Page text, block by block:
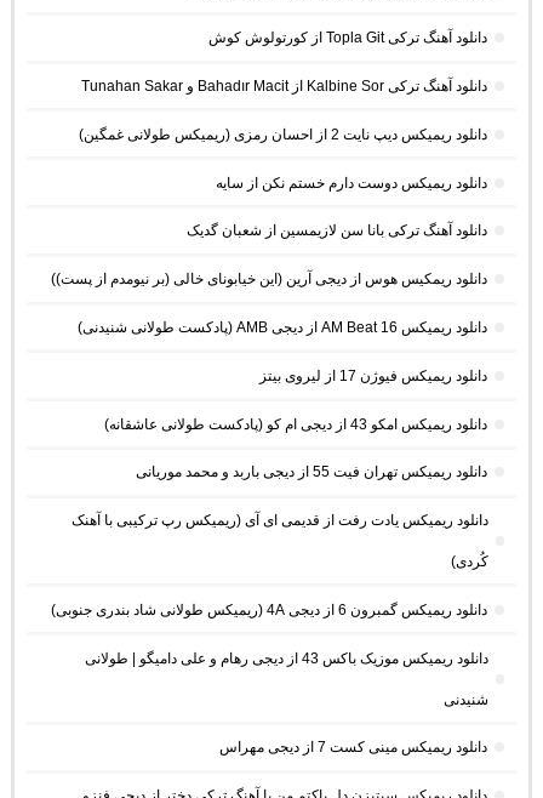
دانلود آهنگ ترکی Topla Git از کورتولوش کوش
دانلود آهنگ ترکی Kalbine Sor از Bahadır Macit و Tunahan Sakar
دانلود ریمیکس دیپ نایت 2 از احسان رمزی (ریمیکس طولانی غمگین)
دانلود ریمیکس دوست دارم خستم نکن از سایه
دانلود آهنگ ترکی بانا سن لازیمسین از شعبان گدیک
دانلود ریمکیس هوس از دیجی آرین (این خیابونای خالی (بر نیومدم از پست))
دانلود ریمیکس AM Beat 16 از دیجی AMB (پادکست طولانی شنیدنی)
دانلود ریمیکس فیوژن 17 از لیروی بیتز
دانلود ریمیکس امکو 43 از دیجی ام کو (پادکست طولانی عاشقانه)
دانلود ریمیکس تهران فیت 55 از دیجی باربد و محمد موریانی
دانلود ریمیکس یادت رفت از قدیمی ای آی (ریمیکس رپ ترکیبی با آهنک
کُردی)
دانلود ریمیکس گمبرون 6 از دیجی 4A (ریمیکس طولانی شاد بندری جنوبی)
دانلود ریمیکس موزیک باکس 43 از دیجی رهام و علی دامیگو | طولانی
شنیدنی
دانلود ریمیکس مینی کست 7 از دیجی مهراس